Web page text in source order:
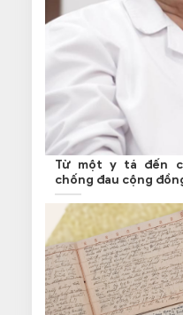
Từ một y tá đến
chống đau cộng